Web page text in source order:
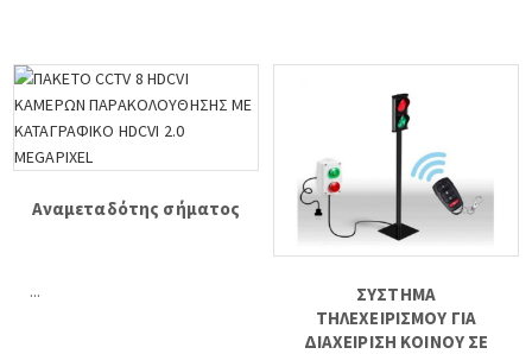
Αναμεταδότης σήματος
...
ΣΥΣΤΗΜΑ
ΤΗΛΕΧΕΙΡΙΣΜΟΥ ΓΙΑ
ΔΙΑΧΕΙΡΙΣΗ ΚΟΙΝΟΥ ΣΕ